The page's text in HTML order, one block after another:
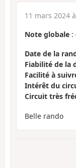
11 mars 2024
Note globale :
Date de la
Fiabilité de la
Facilité à
Intérêt du
Circuit très
Belle rando